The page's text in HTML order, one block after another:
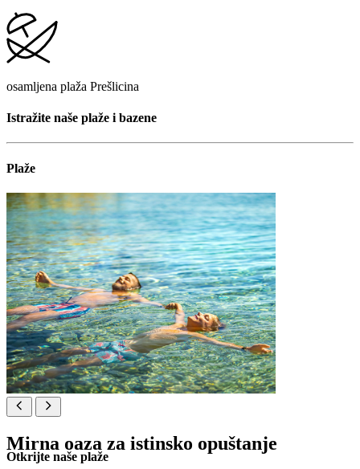
osamljena plaža Prešlicina
Istražite naše plaže i bazene
Plaže
Mirna oaza za istinsko opuštanje
Otkrijte naše plaže